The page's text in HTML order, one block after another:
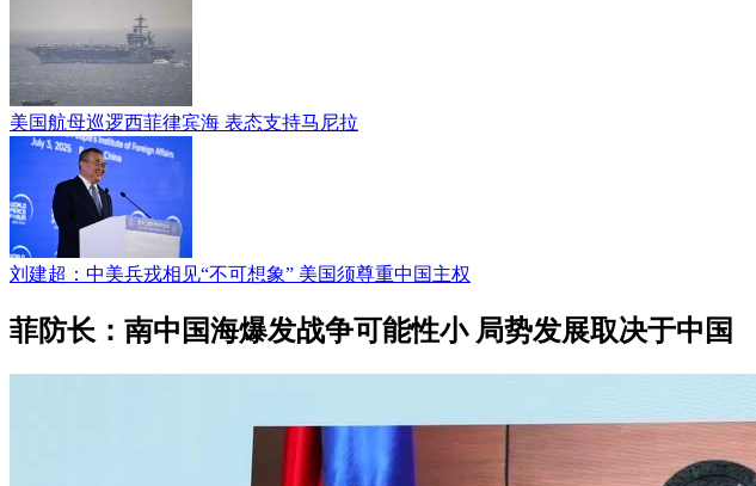
美国航母巡逻西菲律宾海 表态支持马尼拉
刘建超：中美兵戎相见“不可想象” 美国须尊重中国主权
菲防长：南中国海爆发战争可能性小 局势发展取决于中国